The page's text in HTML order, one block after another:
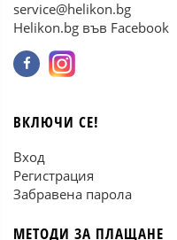
service@helikon.bg
Helikon.bg във Facebook
ВКЛЮЧИ СЕ!
Вход
Регистрация
Забравена парола
МЕТОДИ ЗА ПЛАЩАНЕ